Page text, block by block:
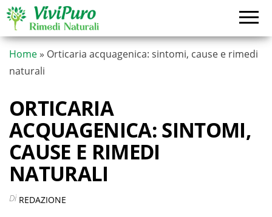
Vai
contenuto
Home » Orticaria acquagenica: sintomi, cause e rimedi
naturali
ORTICARIA
ACQUAGENICA: SINTOMI,
CAUSE E RIMEDI
NATURALI
Di REDAZIONE